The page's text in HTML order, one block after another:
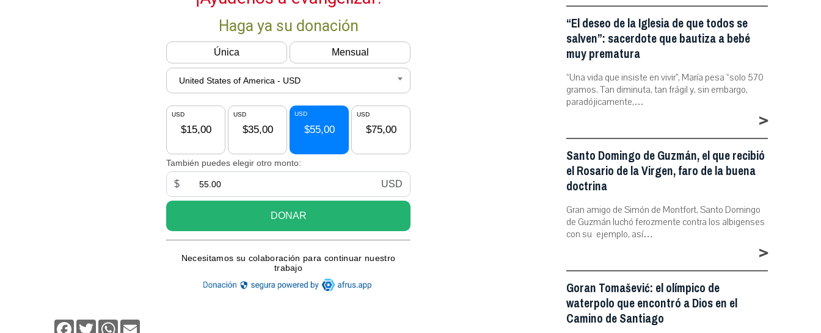
Facebook
TwitterWhatsApp
“El deseo de la Iglesia de que todos se
salven”: sacerdote que bautiza a bebé
muy prematura
“Una vida que insiste en vivir”, María pesa “solo 570
gramos. Tan diminuta, tan frágil y, sin embargo,
paradójicamente,…
>
Santo Domingo de Guzmán, el que recibió
el Rosario de la Virgen, faro de la buena
doctrina
Gran amigo de Simón de Montfort, Santo Domingo
de Guzmán luchó ferozmente contra los albigenses
con su ejemplo, así…
>
Goran Tomašević: el olímpico de
waterpolo que encontró a Dios en el
Camino de Santiago